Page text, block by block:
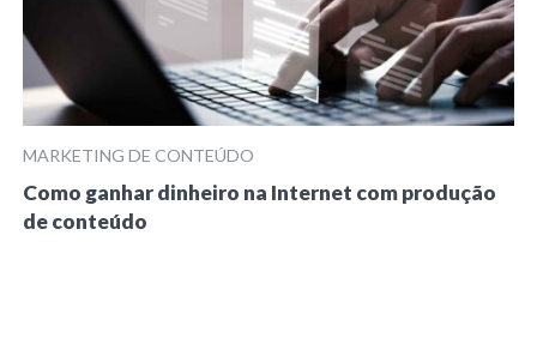
MARKETING DE CONTEÚDO
Como ganhar dinheiro na Internet com produção
de conteúdo